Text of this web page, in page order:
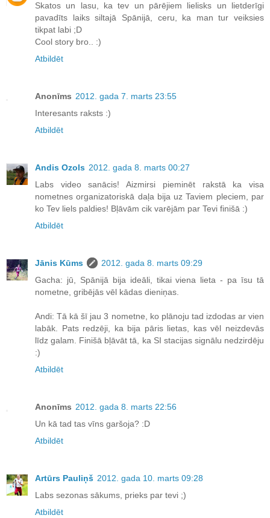
Skatos un lasu, ka tev un pārējiem lielisks un lietderīgi
pavadīts laiks siltajā Spānijā, ceru, ka man tur veiksies
tikpat labi ;D
Cool story bro.. :)
Atbildēt
Anonīms 2012. gada 7. marts 23:55
Interesants raksts :)
Atbildēt
Andis Ozols 2012. gada 8. marts 00:27
Labs video sanācis! Aizmirsi pieminēt rakstā ka visa
nometnes organizatoriskā daļa bija uz Taviem pleciem, par
ko Tev liels paldies! Bļāvām cik varējām par Tevi finišā :)
Atbildēt
Jānis Kūms
2012. gada 8. marts 09:29
Gacha: jū, Spānijā bija ideāli, tikai viena lieta - pa īsu tā
nometne, gribējās vēl kādas dieniņas.
Andi: Tā kā šī jau 3 nometne, ko plānoju tad izdodas ar vien
labāk. Pats redzēji, ka bija pāris lietas, kas vēl neizdevās
līdz galam. Finišā bļāvāt tā, ka SI stacijas signālu nedzirdēju
:)
Atbildēt
Anonīms 2012. gada 8. marts 22:56
Un kā tad tas vīns garšoja? :D
Atbildēt
Artūrs Pauliņš 2012. gada 10. marts 09:28
Labs sezonas sākums, prieks par tevi ;)
Atbildēt